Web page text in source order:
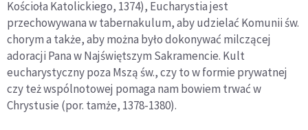
Kościoła Katolickiego, 1374), Eucharystia jest
przechowywana w tabernakulum, aby udzielać Komunii św.
chorym a także, aby można było dokonywać milczącej
adoracji Pana w Najświętszym Sakramencie. Kult
eucharystyczny poza Mszą św., czy to w formie prywatnej
czy też wspólnotowej pomaga nam bowiem trwać w
Chrystusie (por. tamże, 1378-1380).